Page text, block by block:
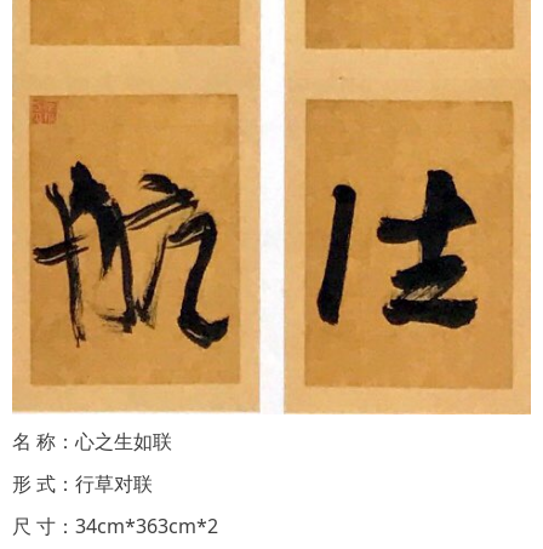
名 称：心之生如联
形 式：行草对联
尺 寸：34cm*363cm*2